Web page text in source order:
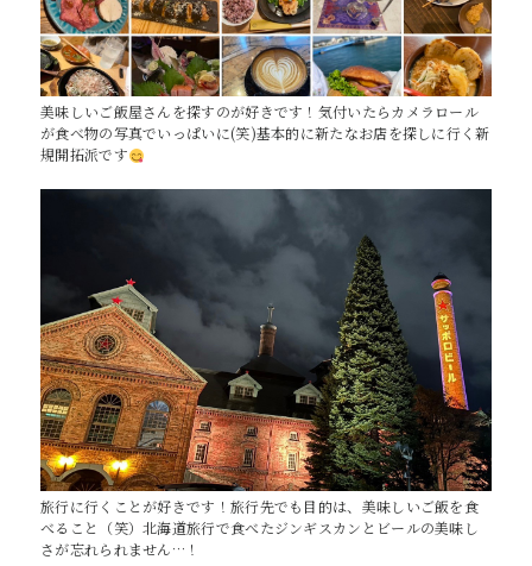
美味しいご飯屋さんを探すのが好きです！気付いたらカメラロール
が食べ物の写真でいっぱいに(笑)基本的に新たなお店を探しに行く新
規開拓派です
旅行に行くことが好きです！旅行先でも目的は、美味しいご飯を食
べること（笑）北海道旅行で食べたジンギスカンとビールの美味し
さが忘れられません…！